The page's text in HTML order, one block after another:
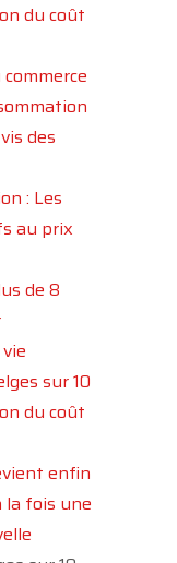
du coût
des
: Les
au prix
de 8
sur 10
du coût
enfin
la fois une